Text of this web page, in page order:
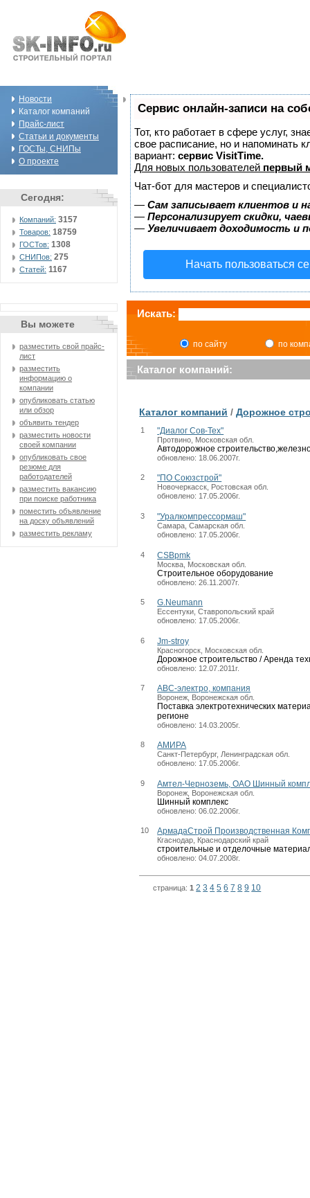
Новости
Каталог компаний
Прайс-лист
Статьи и документы
ГОСТы, СНИПы
О проекте
Сегодня:
Компаний: 3157
Товаров: 18759
ГОСТов: 1308
СНИПов: 275
Статей: 1167
Вы можете
разместить свой прайс-
лист
разместить
информацию о
компании
опубликовать статью
или обзор
объявить тендер
разместить новости
своей компании
опубликовать свое
резюме для
работодателей
разместить вакансию
при поиске работника
поместить объявление
на доску объявлений
разместить рекламу
Сервис онлайн-записи на
Тот, кто работает в сфере услуг,
свое расписание, но и
вариант: сервис VisitTime.
Для новых пользователей первый
Чат-бот для мастеров и
— Сам записывает клиентов и
— Персонализирует скидки,
— Увеличивает доходимость и
Начать пользоваться
Искать:
по сайту по
Каталог компаний:
Каталог компаний /Дорожное
1 "Диалог Сов-Тех"
Протвино, Московская обл.
Автодорожное
обновлено: 18.06.2007г.
2 "ПО Союзстрой"
Новочеркасск, Ростовская обл.
обновлено: 17.05.2006г.
3 "Уралкомпрессормаш"
Самара, Самарская обл.
обновлено: 17.05.2006г.
4 CSBpmk
Москва, Московская обл.
Строительное оборудование
обновлено: 26.11.2007г.
5 G.Neumann
Ессентуки, Ставропольский край
обновлено: 17.05.2006г.
6 Jm-stroy
Красногорск, Московская обл.
Дорожное строительство / Аренда
обновлено: 12.07.2011г.
7 АВС-электро, компания
Воронеж, Воронежская обл.
Поставка электротехнических
регионе
обновлено: 14.03.2005г.
8 АМИРА
Санкт-Петербург, Ленинградская обл.
обновлено: 17.05.2006г.
9 Амтел-Черноземь, ОАО Шинный
Воронеж, Воронежская обл.
Шинный комплекс
обновлено: 06.02.2006г.
10 АрмадаСтрой Производственная
Кгаснодар, Краснодарский край
строительные и отделочные
обновлено: 04.07.2008г.
страница:1 2 3 4 5 6 7 8 9 10